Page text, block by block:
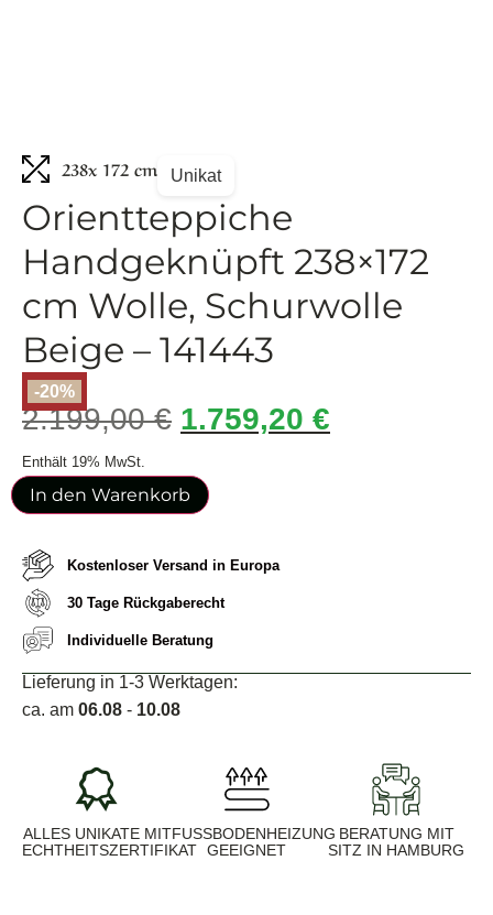
238x 172 cm Unikat
Orientteppiche
Handgeknüpft 238×172
cm Wolle, Schurwolle
Beige – 141443
-20%
2.199,00€ 1.759,20 €
Enthält 19% MwSt.
In den Warenkorb
Kostenloser Versand in Europa
30 Tage Rückgaberecht
Individuelle Beratung
Lieferung in 1-3 Werktagen:
ca. am 06.08 - 10.08
ALLES UNIKATE MIT
ECHTHEITSZERTIFIKAT
FUSSBODENHEIZUNG G
EEIGNET
BERATUNG MIT
SITZ IN HAMBURG